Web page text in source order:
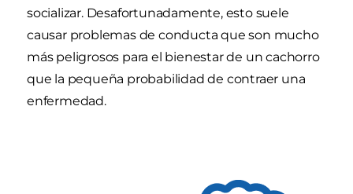
socializar. Desafortunadamente, esto suele
causar problemas de conducta que son mucho
más peligrosos para el bienestar de un cachorro
que la pequeña probabilidad de contraer una
enfermedad.